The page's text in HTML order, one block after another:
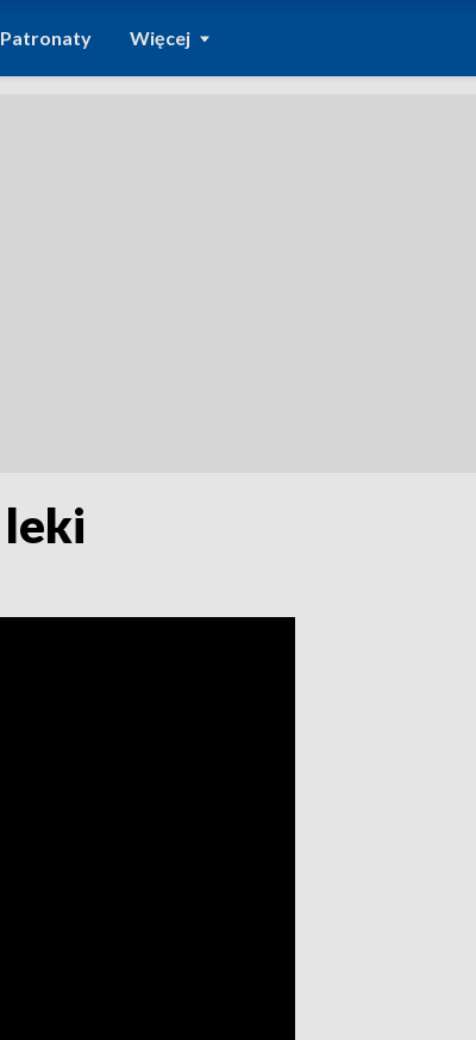
Patronaty Więcej